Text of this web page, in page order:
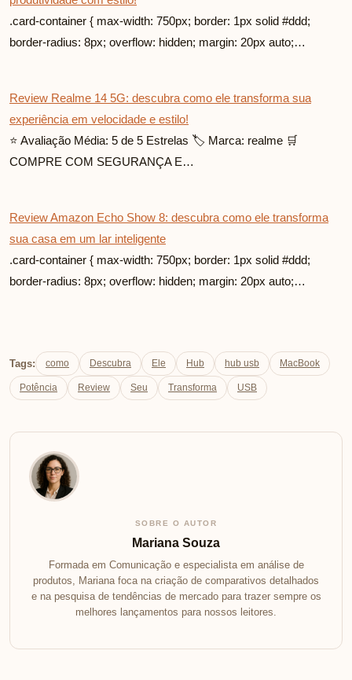
.card-container { max-width: 750px; border: 1px solid #ddd;
border-radius: 8px; overflow: hidden; margin: 20px auto;…
Review Realme 14 5G: descubra como ele transforma sua
experiência em velocidade e estilo!
⭐ Avaliação Média: 5 de 5 Estrelas 🏷️ Marca: realme 🛒
COMPRE COM SEGURANÇA E…
Review Amazon Echo Show 8: descubra como ele transforma
sua casa em um lar inteligente
.card-container { max-width: 750px; border: 1px solid #ddd;
border-radius: 8px; overflow: hidden; margin: 20px auto;…
Tags: como Descubra Ele Hub hub usb MacBook
Potência Review Seu Transforma USB
SOBRE O AUTOR
Mariana Souza
Formada em Comunicação e especialista em análise de
produtos, Mariana foca na criação de comparativos detalhados
e na pesquisa de tendências de mercado para trazer sempre os
melhores lançamentos para nossos leitores.